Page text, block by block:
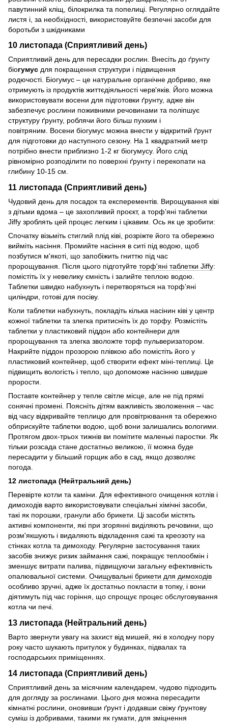
павутинний кліщ, білокрилка та попелиці. Регулярно оглядайте
листя і, за необхідності, використовуйте безпечні засоби для
боротьби з шкідниками
10 листопада (Сприятливий день)
Сприятливий день для пересадки рослин. Внесіть до ґрунту
біогумус для покращення структури і підвищення
родючості. Біогумус – це натуральне органічне добриво, яке
отримують із продуктів життєдіяльності черв'яків. Його можна
використовувати восени для підготовки ґрунту, адже він
забезпечує рослини поживними речовинами та поліпшує
структуру ґрунту, роблячи його більш пухким і
повітряним. Восени біогумус можна внести у відкритий ґрунт
для підготовки до наступного сезону. На 1 квадратний метр
потрібно внести приблизно 1-2 кг біогумусу. Його слід
рівномірно розподілити по поверхні ґрунту і перекопати на
глибину 10-15 см.
11 листопада (Сприятливий день)
Чудовий день для посадок та експерементів. Вирощування ківі
з дітьми вдома – це захопливий проєкт, а торф’яні таблетки
Jiffy зроблять цей процес легким і цікавим. Ось як це зробити:
Спочатку візьміть стиглий плід ківі, розріжте його та обережно
вийміть насіння. Промийте насіння в ситі під водою, щоб
позбутися м'якоті, що запобіжить гниттю під час
пророщування. Після цього підготуйте торф'яні таблетки Jiffy:
помістіть їх у невелику ємність і залийте теплою водою.
Таблетки швидко набухнуть і перетворяться на торф’яні
циліндри, готові для посіву.
Коли таблетки набухнуть, покладіть кілька насінин ківі у центр
кожної таблетки та злегка притисніть їх до торфу. Розмістіть
таблетки у пластиковий піддон або контейнери для
пророщування та злегка зволожте торф пульверизатором.
Накрийте піддон прозорою плівкою або помістіть його у
пластиковий контейнер, щоб створити ефект міні-теплиці. Це
підвищить вологість і тепло, що допоможе насінню швидше
прорости.
Поставте контейнер у тепле світле місце, але не під прямі
сонячні промені. Поясніть дітям важливість зволоження – час
від часу відкривайте теплицю для провітрювання та обережно
обприскуйте таблетки водою, щоб вони залишались вологими.
Протягом двох-трьох тижнів ви помітите маленькі паростки. Як
тільки розсада стане достатньо великою, її можна буде
пересадити у більший горщик або в сад, якщо дозволяє
погода.
12 листопада (Нейтральний день)
Перевірте котли та каміни. Для ефективного очищення котлів і
димоходів варто використовувати спеціальні хімічні засоби,
такі як порошки, гранули або брикети. Ці засоби містять
активні компоненти, які при згорянні виділяють речовини, що
розм'якшують і видаляють відкладення сажі та креозоту на
стінках котла та димоходу. Регулярне застосування таких
засобів знижує ризик займання сажі, покращує теплообмін і
зменшує витрати палива, підвищуючи загальну ефективність
опалювальної системи. Очищувальні брикети для димоходів
особливо зручні, адже їх достатньо покласти в топку, і вони
діятимуть під час горіння, що спрощує процес обслуговування
котла чи печі.
13 листопада (Нейтральний день)
Варто звернути увагу на захист від мишей, які в холодну пору
року часто шукають притулок у будинках, підвалах та
господарських приміщеннях.
14 листопада (Сприятливий день)
Сприятливий день за місячним календарем, чудово підходить
для догляду за рослинами. Цього дня можна пересадити
кімнатні рослини, оновивши ґрунт і додавши свіжу ґрунтову
суміш із добривами, такими як гумати, для зміцнення